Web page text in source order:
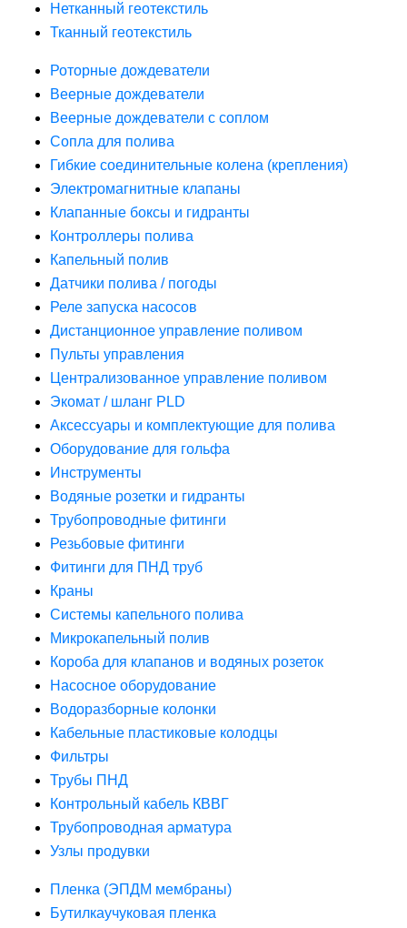
Нетканный геотекстиль
Тканный геотекстиль
Роторные дождеватели
Веерные дождеватели
Веерные дождеватели с соплом
Сопла для полива
Гибкие соединительные колена (крепления)
Электромагнитные клапаны
Клапанные боксы и гидранты
Контроллеры полива
Капельный полив
Датчики полива / погоды
Реле запуска насосов
Дистанционное управление поливом
Пульты управления
Централизованное управление поливом
Экомат / шланг PLD
Аксессуары и комплектующие для полива
Оборудование для гольфа
Инструменты
Водяные розетки и гидранты
Трубопроводные фитинги
Резьбовые фитинги
Фитинги для ПНД труб
Краны
Системы капельного полива
Микрокапельный полив
Короба для клапанов и водяных розеток
Насосное оборудование
Водоразборные колонки
Кабельные пластиковые колодцы
Фильтры
Трубы ПНД
Контрольный кабель КВВГ
Трубопроводная арматура
Узлы продувки
Пленка (ЭПДМ мембраны)
Бутилкаучуковая пленка